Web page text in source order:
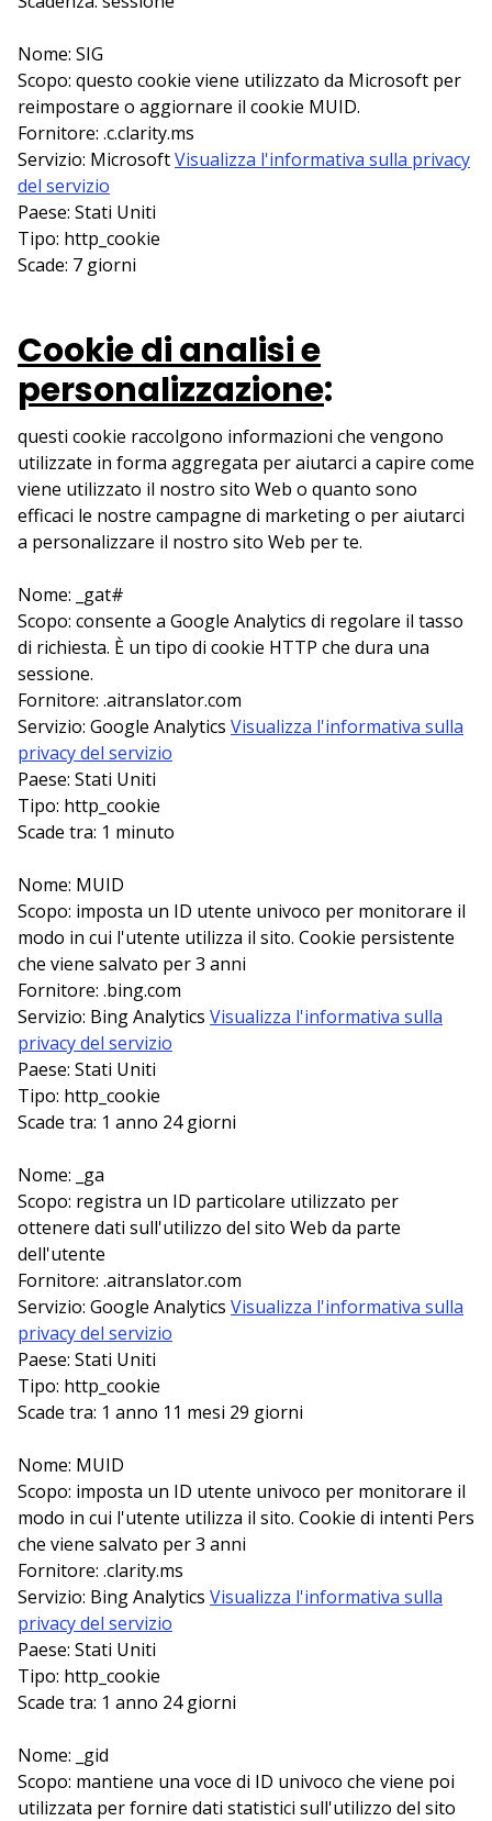
Nome: SIG
Scopo: questo cookie viene utilizzato da Microsoft per
reimpostare o aggiornare il cookie MUID.
Fornitore: .c.clarity.ms
Servizio: MicrosoftVisualizza l'informativa sulla privacy
del servizio
Paese: Stati Uniti
Tipo: http_cookie
Scade: 7 giorni
Cookie di analisi e
personalizzazione:
questi cookie raccolgono informazioni che vengono
utilizzate in forma aggregata per aiutarci a capire come
viene utilizzato il nostro sito Web o quanto sono
efficaci le nostre campagne di marketing o per aiutarci
a personalizzare il nostro sito Web per te.
Nome: _gat#
Scopo: consente a Google Analytics di regolare il tasso
di richiesta. È un tipo di cookie HTTP che dura una
sessione.
Fornitore: .aitranslator.com
Servizio: Google Analytics Visualizza l'informativa sulla
privacy del servizio
Paese: Stati Uniti
Tipo: http_cookie
Scade tra: 1 minuto
Nome: MUID
Scopo: imposta un ID utente univoco per monitorare il
modo in cui l'utente utilizza il sito. Cookie persistente
che viene salvato per 3 anni
Fornitore: .bing.com
Servizio: Bing Analytics Visualizza l'informativa sulla
privacy del servizio
Paese: Stati Uniti
Tipo: http_cookie
Scade tra: 1 anno 24 giorni
Nome: _ga
Scopo: registra un ID particolare utilizzato per
ottenere dati sull'utilizzo del sito Web da parte
dell'utente
Fornitore: .aitranslator.com
Servizio: Google Analytics Visualizza l'informativa sulla
privacy del servizio
Paese: Stati Uniti
Tipo: http_cookie
Scade tra: 1 anno 11 mesi 29 giorni
Nome: MUID
Scopo: imposta un ID utente univoco per monitorare il
modo in cui l'utente utilizza il sito. Cookie di intenti Pers
che viene salvato per 3 anni
Fornitore: .clarity.ms
Servizio: Bing Analytics Visualizza l'informativa sulla
privacy del servizio
Paese: Stati Uniti
Tipo: http_cookie
Scade tra: 1 anno 24 giorni
Nome: _gid
Scopo: mantiene una voce di ID univoco che viene poi
utilizzata per fornire dati statistici sull'utilizzo del sito